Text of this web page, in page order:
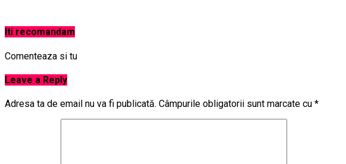
Iti recomandam
Comenteaza si tu
Leave a Reply
Adresa ta de email nu va fi publicată. Câmpurile obligatorii sunt marcate cu *